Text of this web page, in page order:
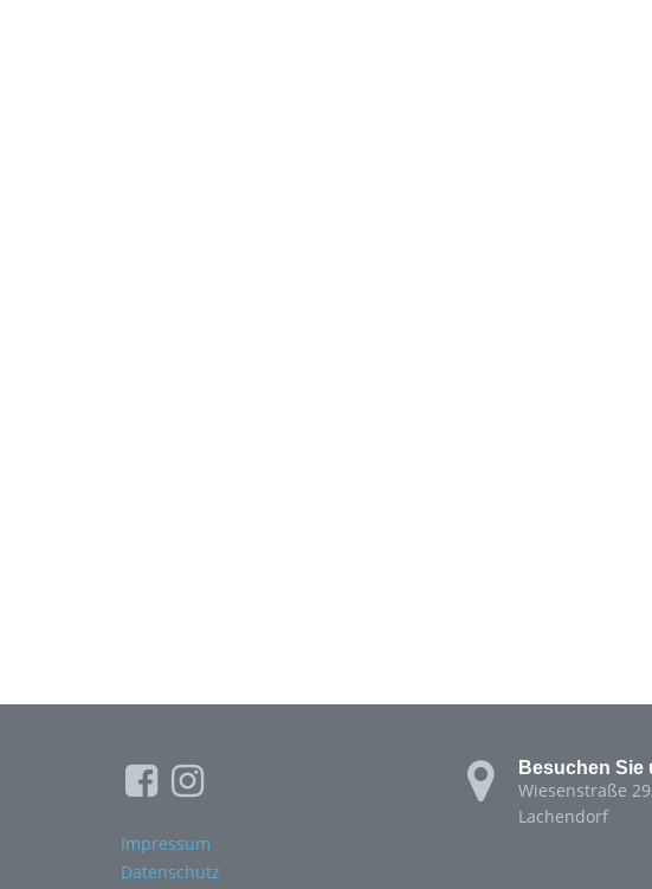
Besuchen Sie
Wiesenstraße
Lachendorf
Impressum
Datenschutz